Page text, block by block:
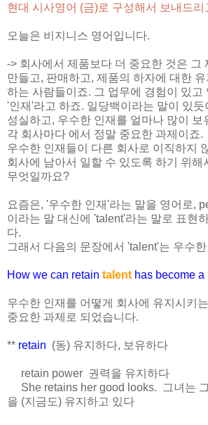
현대 시사영어 (금)로 구성해서 보내드리
오늘은 비지니스 영어입니다.
-> 회사에서 제품보다 더 중요한 것은 그
만들고, 판매하고, 제품의 하자에 대한
하는 사람들이죠. 그 업무에 경험이 있고
'인재'라고 하죠. 일당백이라는 말이 있듯
성실하고, 우수한 인재를 얼마나 많이 보
각 회사마다 에서 정말 중요한 과제이죠.
우수한 인재들이 다른 회사로 이직하지
회사에 남아서 일할 수 있도록 하기 위해
무엇일까요?
요즘은, '우수한 인재'라는 말을 영어로,
이라는 말 대신에 'talent'라는 말로 표현
다.
그래서 다음의 문장에서 'talent'는 우수
How we can retain talent has become a
우수한 인재를 어떻게 회사에 유지시키
중요한 과제로 되었습니다.
** retain (동) 유지하다, 보유하다
retain power 권력을 유지하다
She retains her good looks. 그녀는
을 (지금도) 유지하고 있다